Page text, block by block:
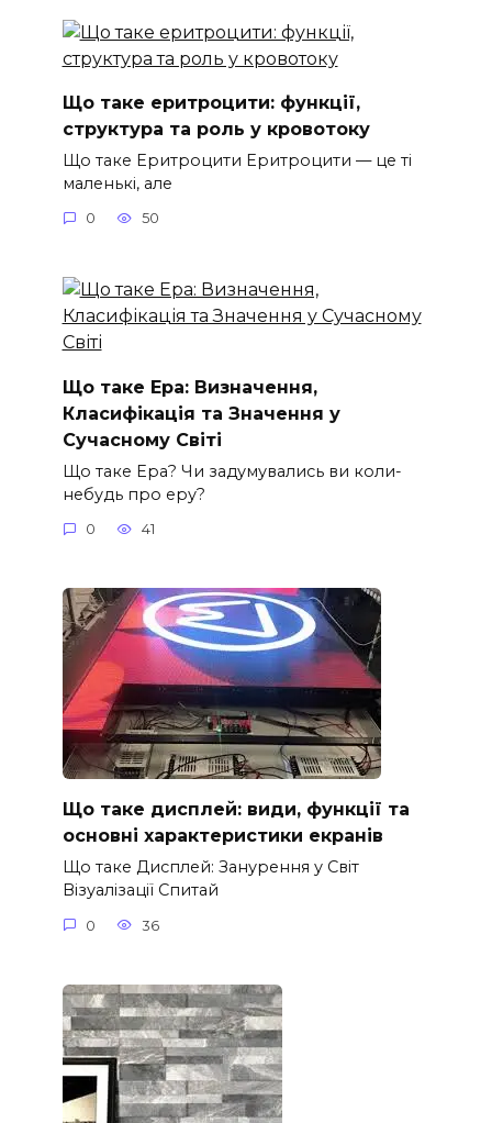
Що таке еритроцити: функції,
структура та роль у кровотоку
Що таке Еритроцити Еритроцити — це ті
маленькі, але
0 50
Що таке Ера: Визначення,
Класифікація та Значення у
Сучасному Світі
Що таке Ера? Чи задумувались ви коли-
небудь про еру?
0 41
Що таке дисплей: види, функції та
основні характеристики екранів
Що таке Дисплей: Занурення у Світ
Візуалізації Спитай
0 36